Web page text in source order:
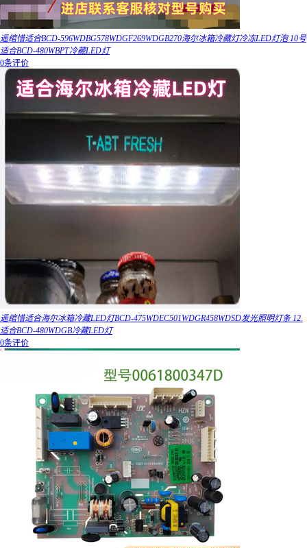
遥绾惜适合BCD-596WDBG578WDGF269WDGB270海尔冰箱冷藏灯冷冻LED灯泡 10号
适合BCD-480WBPT冷藏LED灯
0条评价
遥绾惜适合海尔冰箱冷藏LED灯BCD-475WDEC501WDGR458WDSD发光照明灯条 12.
适合BCD-480WDGB冷藏LED灯
0条评价